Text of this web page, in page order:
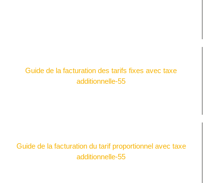
Guide de la facturation des tarifs fixes avec taxe
additionnelle-55
Guide de la facturation du tarif proportionnel avec taxe
additionnelle-55